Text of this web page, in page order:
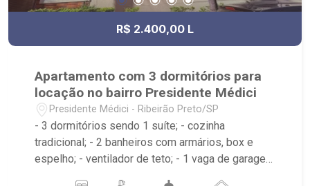
R$ 2.400,00 L
Apartamento com 3 dormitórios para
locação no bairro Presidente Médici
Presidente Médici - Ribeirão Preto/SP
- 3 dormitórios sendo 1 suíte; - cozinha
tradicional; - 2 banheiros com armários, box e
espelho; - ventilador de teto; - 1 vaga de garagem